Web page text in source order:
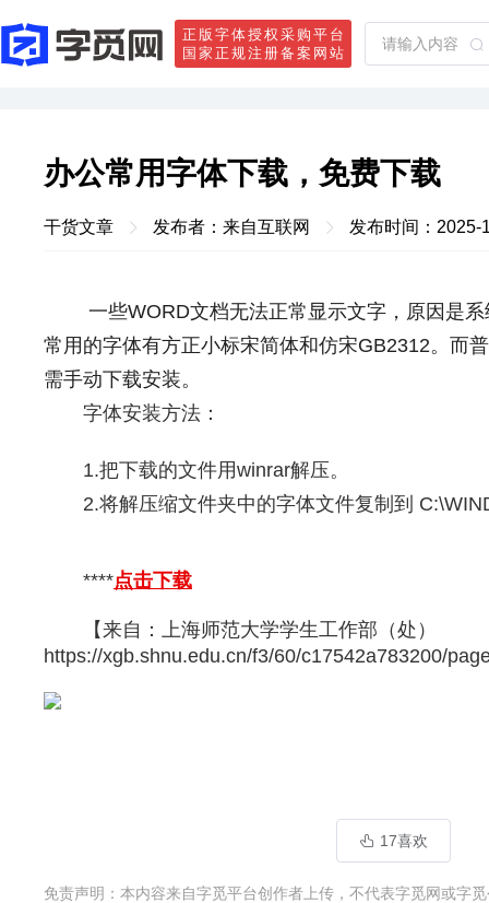
正版字体授权采购平台
国家正规注册备案网站
办公常用字体下载，免费下载
干货文章 发布者：来自互联网 发布时间：2025-
一些WORD文档无法正常显示文字，原因是
常用的字体有方正小标宋简体和仿宋GB2312。而
需手动下载安装。
字体安装方法：
1.把下载的文件用winrar解压。
2.将解压缩文件夹中的字体文件复制到
****点击下载
【来自：上海师范大学学生工作部（处）
https://xgb.shnu.edu.cn/f3/60/c17542a783200/
17喜欢
免责声明： 本内容来自字觅平台创作者上传，不代表字觅网或字